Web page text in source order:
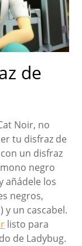
de
Noir, no
tu disfraz de
un disfraz
negro
añádele los
negros,
y un cascabel.
listo para
de Ladybug.